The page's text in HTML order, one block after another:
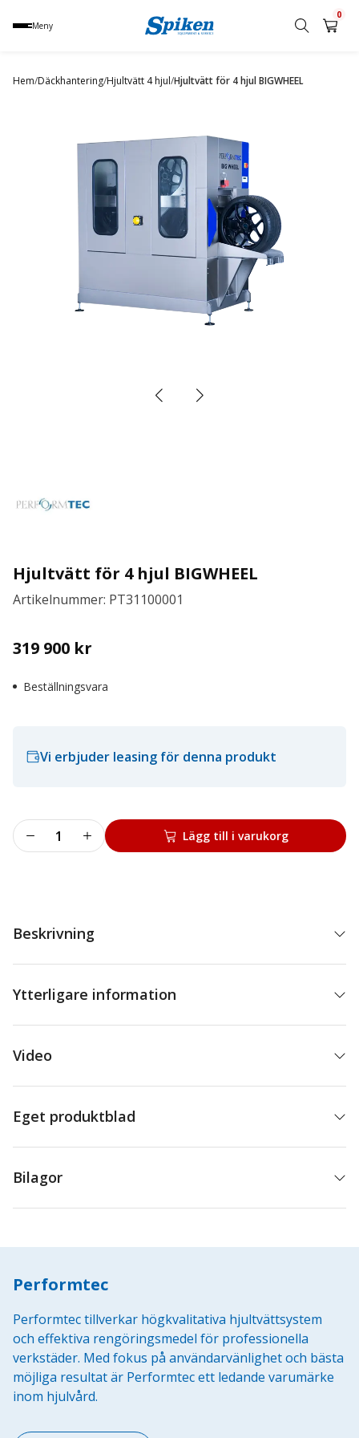
Meny
namn,
0
Hem/Däckhantering/Hjultvätt 4 hjul/Hjultvätt för 4 hjul BIGWHEEL
Hjultvätt för 4 hjul BIGWHEEL
Artikelnummer: PT31100001
319 900 kr
Beställningsvara
Vi erbjuder leasing för denna produkt
Hjultvätt
för
mängd
Lägg till i varukorg
Beskrivning
Ytterligare information
Video
Eget produktblad
Bilagor
Performtec
Performtec tillverkar högkvalitativa hjultvättsystem
och effektiva rengöringsmedel för professionella
verkstäder. Med fokus på användarvänlighet och bästa
möjliga resultat är Performtec ett ledande varumärke
inom hjulvård.